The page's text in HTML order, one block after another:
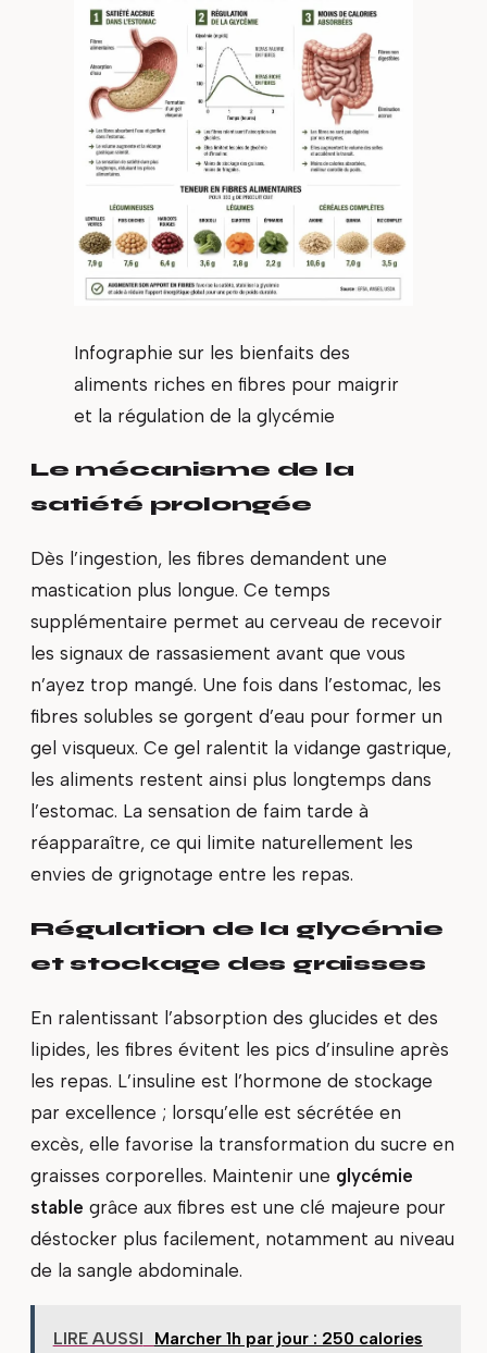
Infographie sur les bienfaits des
aliments riches en fibres pour maigrir
et la régulation de la glycémie
Le mécanisme de la
satiété prolongée
Dès l’ingestion, les fibres demandent une
mastication plus longue. Ce temps
supplémentaire permet au cerveau de recevoir
les signaux de rassasiement avant que vous
n’ayez trop mangé. Une fois dans l’estomac, les
fibres solubles se gorgent d’eau pour former un
gel visqueux. Ce gel ralentit la vidange gastrique,
les aliments restent ainsi plus longtemps dans
l’estomac. La sensation de faim tarde à
réapparaître, ce qui limite naturellement les
envies de grignotage entre les repas.
Régulation de la glycémie
et stockage des graisses
En ralentissant l’absorption des glucides et des
lipides, les fibres évitent les pics d’insuline après
les repas. L’insuline est l’hormone de stockage
par excellence ; lorsqu’elle est sécrétée en
excès, elle favorise la transformation du sucre en
graisses corporelles. Maintenir une glycémie
stable grâce aux fibres est une clé majeure pour
déstocker plus facilement, notamment au niveau
de la sangle abdominale.
LIRE AUSSI Marcher 1h par jour : 250 calories